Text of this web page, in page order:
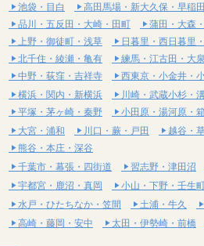
池袋・目白 高田馬場・新大久保・早稲田
品川・五反田・大崎・田町
蒲田・大森
上野・御徒町・浅草
日暮里・西日暮里
北千住・綾瀬・亀有
練馬・江古田・大
中野・荻窪・吉祥寺
西東京・小金井・
横浜・関内・新横浜 川崎・武蔵小杉・
平塚・茅ヶ崎・秦野
小田原・湯河原・
大宮・浦和 川口・蕨・戸田 越谷・
熊谷・本庄・深谷
千葉市・幕張・四街道 習志野・津田沼
宇都宮・鹿沼・真岡 小山・下野・壬生
水戸・ひたちなか・笠間 土浦・牛久
高崎・藤岡・安中 太田・伊勢崎・前橋